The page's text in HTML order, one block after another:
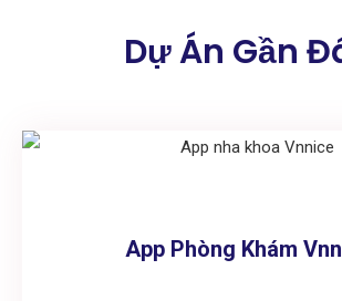
Dự Án Gần
App Phòng Khám